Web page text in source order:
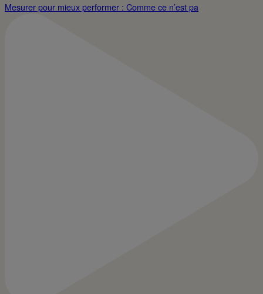
Mesurer pour mieux performer : Comme ce n’est pa